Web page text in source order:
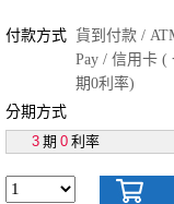
付款方式 貨到付款 /
Pay / 信用卡 (
期0利率)
分期方式
3 期 0 利率